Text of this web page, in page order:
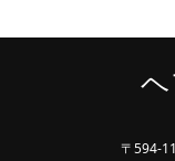
〒594-